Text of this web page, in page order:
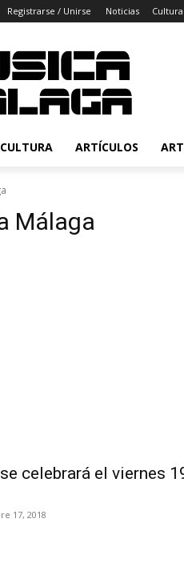
Registrarse / Unirse Noticias Cultura
CULTURA ARTÍCULOS
Málaga
celebrará el viernes
17, 2018